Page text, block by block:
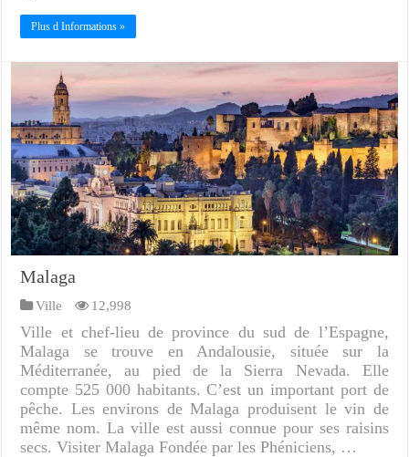
Plus d Informations »
Malaga
Ville 12,998
Ville et chef-lieu de province du sud de l’Espagne,
Malaga se trouve en Andalousie, située sur la
Méditerranée, au pied de la Sierra Nevada. Elle
compte 525 000 habitants. C’est un important port de
pêche. Les environs de Malaga produisent le vin de
même nom. La ville est aussi connue pour ses raisins
secs. Visiter Malaga Fondée par les Phéniciens, …